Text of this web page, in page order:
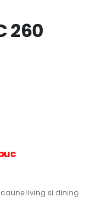
260
living si dining